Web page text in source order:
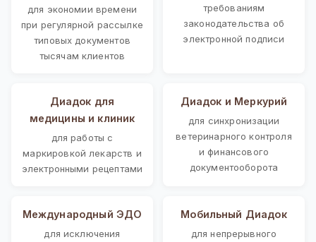
для экономии времени
при регулярной рассылке
типовых документов
тысячам клиентов
требованиям
законодательства об
электронной подписи
Диадок для
медицины и клиник
для работы с
маркировкой лекарств и
электронными рецептами
Диадок и Меркурий
для синхронизации
ветеринарного контроля
и финансового
документооборота
Международный ЭДО
для исключения
Мобильный Диадок
для непрерывного